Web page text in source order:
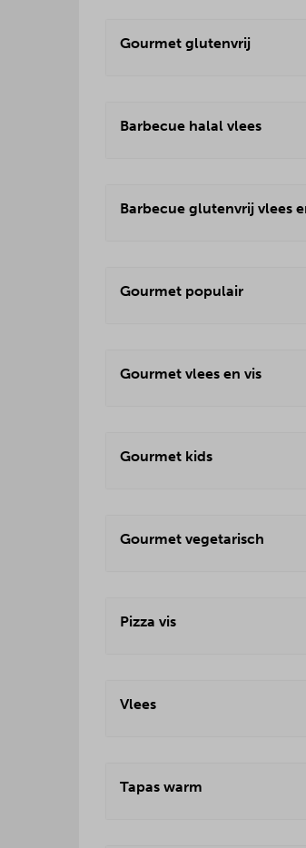
Gourmet glutenvrij
Barbecue halal vlees
Barbecue glutenvrij vlees
Gourmet populair
Gourmet vlees en vis
Gourmet kids
Gourmet vegetarisch
Pizza vis
Vlees
Tapas warm